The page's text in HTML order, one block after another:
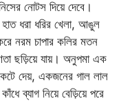
নোটস দিয়ে দেবে।
ধরা ধরির খেলা, আঙুল
নরম চাপার কলির মতন
ছড়িয়ে যায়। অনুপমা এক
দেয়, একজনের গাল লাল
ব্যাগ নিয়ে বেড়িয়ে পরে